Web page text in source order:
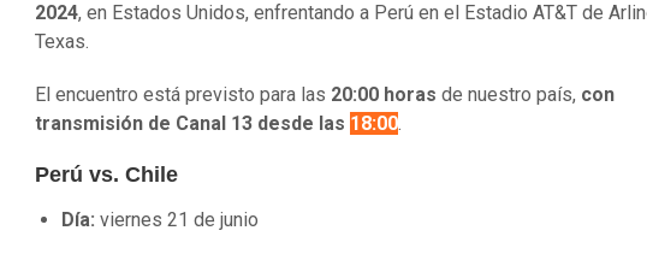
2024, en Estados Unidos, enfrentando a Perú en el Estadio AT&T de
Texas.
El encuentro está previsto para las 20:00 horas de nuestro país, con
transmisión de Canal 13 desde las 18:00.
Perú vs. Chile
Día: viernes 21 de junio